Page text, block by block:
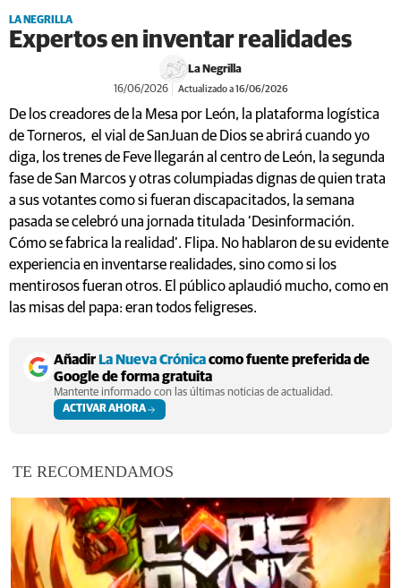
LA NEGRILLA
Expertos en inventar realidades
La Negrilla
16/06/2026 Actualizado a 16/06/2026
De los creadores de la Mesa por León, la plataforma logística
de Torneros, el vial de SanJuan de Dios se abrirá cuando yo
diga, los trenes de Feve llegarán al centro de León, la segunda
fase de San Marcos y otras columpiadas dignas de quien trata
a sus votantes como si fueran discapacitados, la semana
pasada se celebró una jornada titulada ‘Desinformación.
Cómo se fabrica la realidad’. Flipa. No hablaron de su evidente
experiencia en inventarse realidades, sino como si los
mentirosos fueran otros. El público aplaudió mucho, como en
las misas del papa: eran todos feligreses.
Añadir La Nueva Crónicacomo fuente preferida de
Google de forma gratuita
Mantente informado con las últimas noticias de actualidad.
ACTIVAR AHORA
TE RECOMENDAMOS